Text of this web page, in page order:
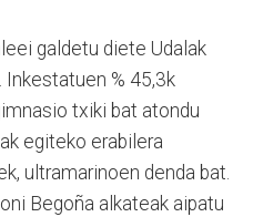
galdetu diete Udalak
Inkestatuen % 45,3k
txiki bat atondu
egiteko erabilera
ultramarinoen denda bat.
Begoña alkateak aipatu